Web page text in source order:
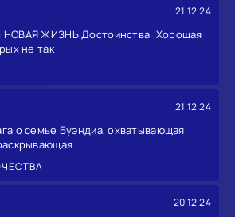
21.12.24
НОВАЯ ЖИЗНЬ Достоинства: Хорошая
не так
21.12.24
о семье Буэндиа, охватывающая
20.12.24